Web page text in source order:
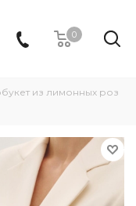
0
из лимонных роз